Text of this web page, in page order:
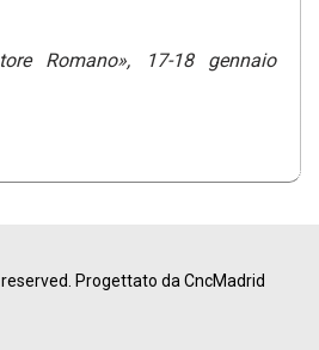
Romano», 17-18 gennaio
Progettato da CncMadrid